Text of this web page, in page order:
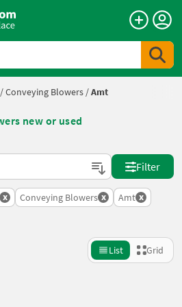
/Conveying Blowers /Amt
new or used
Landwirt.com
Filter
x Conveying Blowers x Amt x
List Grid